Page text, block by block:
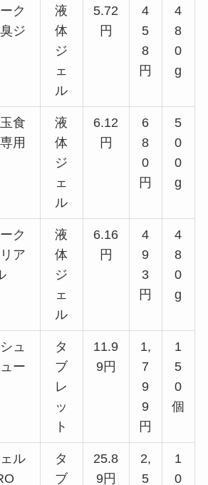
ク
ジ
液
体
ジ
ェ
ル
5.72
円
4
5
8
円
4
8
0
g
食
用
液
体
ジ
ェ
ル
6.12
円
6
8
0
円
5
0
0
g
ク
ア
液
体
ジ
ェ
ル
6.16
円
4
9
3
円
4
8
0
g
ュ
ー
タ
ブ
レ
ッ
ト
11.9
9円
1,
7
9
9
円
1
5
0
個
ル
タ
ブ
25.8
9円
2,
5
1
0